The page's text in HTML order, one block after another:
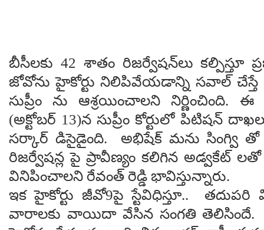
బీసీలకు 42 శాతం రిజర్వేషన్​లు కల్పిస్తూ
జోవోను హైకోర్టు నిలిపివేయడాన్ని సవాల్ చేస్తే
సుప్రీం ను ఆశ్రయించాలని నిర్ణించింది.
(అక్టోబర్ 13)న సుప్రీం కోర్టులో పిటిషన్
సర్కార్ డిసైడైంది. అభిషేక్ మను సింగ్వి తో
రిజర్వేషన్ల పై ప్రావీణ్యం కలిగిన అడ్వకేట్
వినిపించాలని రేవంత్ రెడ్డి భావిస్తున్నారు.
ఇక హైకోర్టు జీవో9పై స్టేవిధిస్తూ.. తదుపరి
వారాలకు వాయిదా వేసిన సంగతి తెలిసిందే.